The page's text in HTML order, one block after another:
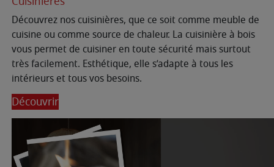
Découvrez nos cuisinières, que ce soit comme meuble de
cuisine ou comme source de chaleur. La cuisinière à bois
vous permet de cuisiner en toute sécurité mais surtout
très facilement. Esthétique, elle s’adapte à tous les
intérieurs et tous vos besoins.
Découvrir